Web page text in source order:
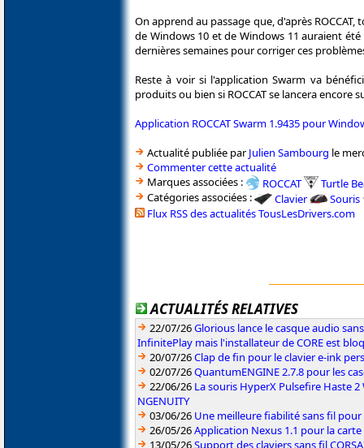
On apprend au passage que, d'après
de Windows 10 et de Windows 11 auraient
dernières semaines pour corriger ces
Reste à voir si l'application Swarm va
produits ou bien si ROCCAT se lancera
Application ROCCAT Swarm 1.9435 pour
Actualité publiée parJulien Sambourg le
Commenter cette actualité
Marques associées :
ROCCAT
Turtle
Catégories associées :
Clavier
Souris
Flux RSS des actualités TousLesDrivers.com
ACTUALITÉS RELATIVES
22/07/26Glorious lance le casque audio
InfinitePlay mais l'installateur de CORE est
20/07/26Clap de fin pour le clavier e-ink
02/07/26QuantumENGINE 2.7.8 pour les
22/06/26 La souris HyperX Pulsefire Haste
NGENUITY
03/06/26 Une meilleure fiabilité sans fil pour
26/05/26Application Nexus 1.1 pour la
13/05/26Support des claviers sans fil